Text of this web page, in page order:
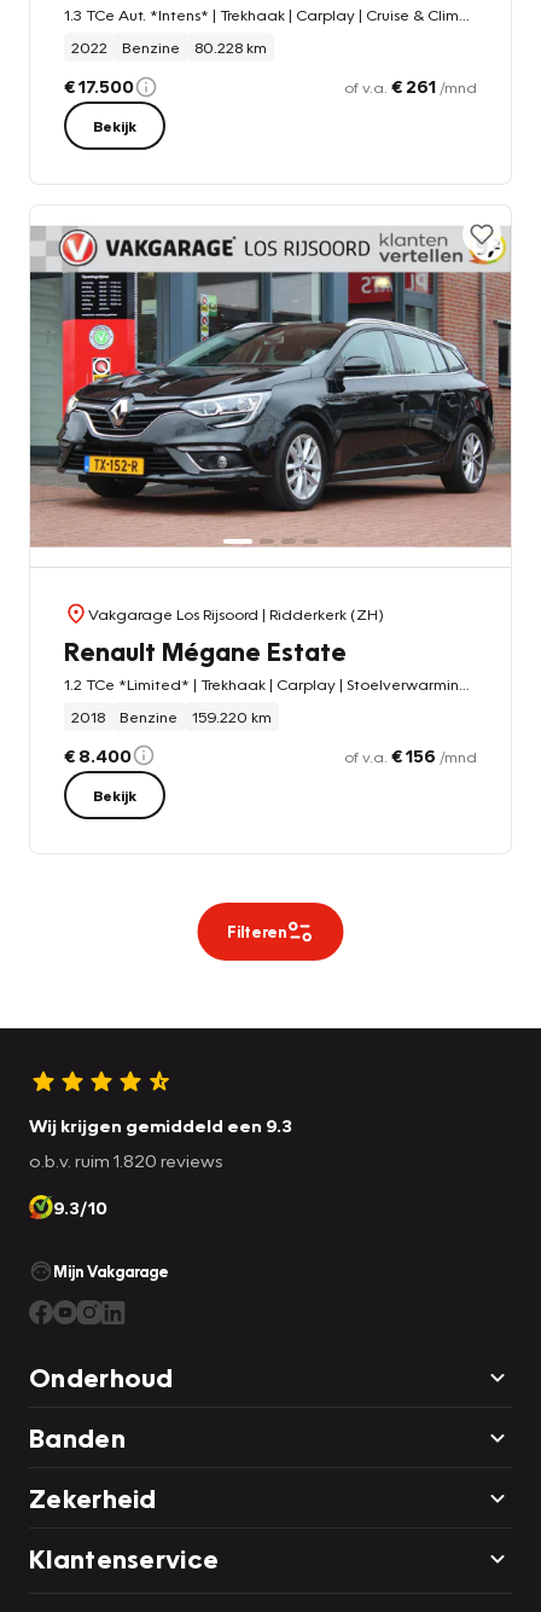
2022
Benzine 80.228 km
€ 17.500 of v.a. € 261 /mnd
Bekijk
Vakgarage Los Rijsoord | Ridderkerk (ZH)
Renault Mégane Estate
2018
Benzine 159.220 km
€ 8.400 of v.a. € 156 /mnd
Bekijk
Filteren
Wij krijgen gemiddeld een 9.3
o.b.v. ruim 1.820 reviews
9.3/10
Mijn Vakgarage
Onderhoud
Banden
Zekerheid
Klantenservice